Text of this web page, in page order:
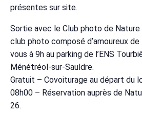
présentes sur site.
Sortie avec le Club photo de Nature
club photo composé d’amoureux
vous à 9h au parking de l’ENS
Ménétréol-sur-Sauldre.
Gratuit – Covoiturage au départ du
08h00 – Réservation auprès de
26.